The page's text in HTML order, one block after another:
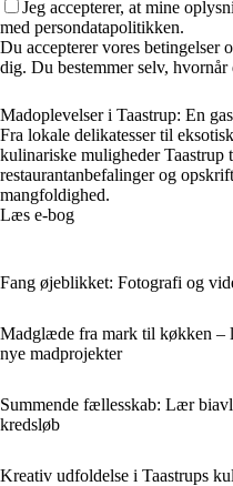
Jeg accepterer, at mine
med persondatapolitikken.
Du accepterer vores betingelser
dig. Du bestemmer selv, hvornår
Madoplevelser i Taastrup: En
Fra lokale delikatesser til
kulinariske muligheder Taastrup
restaurantanbefalinger og
mangfoldighed.
Læs e-bog
Fang øjeblikket: Fotografi og
Madglæde fra mark til køkken –
nye madprojekter
Summende fællesskab: Lær
kredsløb
Kreativ udfoldelse i Taastrups